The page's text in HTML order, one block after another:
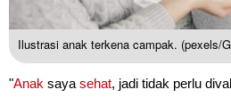
Ilustrasi anak terkena campak. (pexels/
"Anak saya sehat, jadi tidak perlu